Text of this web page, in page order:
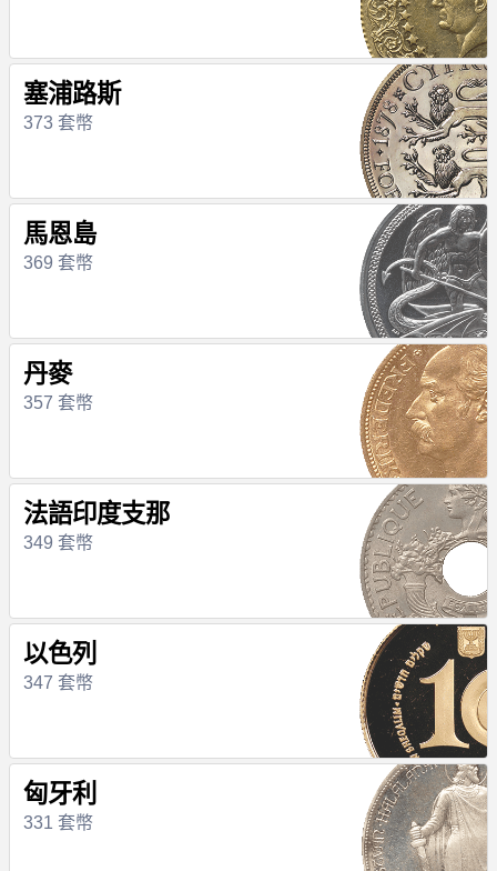
塞浦路斯
373 套幣
馬恩島
369 套幣
丹麥
357 套幣
法語印度支那
349 套幣
以色列
347 套幣
匈牙利
331 套幣